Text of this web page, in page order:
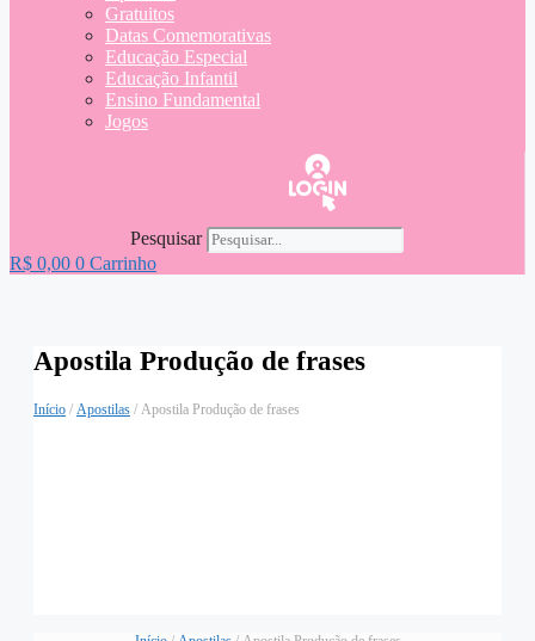
Gratuitos
Datas Comemorativas
Educação Especial
Educação Infantil
Ensino Fundamental
Jogos
Pesquisar
R$ 0,00 0 Carrinho
Apostila Produção de frases
Início / Apostilas / Apostila Produção de frases